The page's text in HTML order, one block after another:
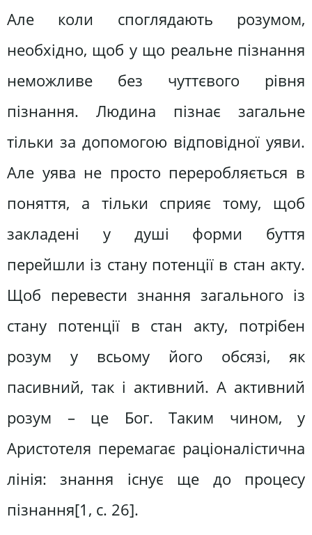
Але коли споглядають розумом,
необхідно, щоб у що реальне пізнання
неможливе без чуттєвого рівня
пізнання. Людина пізнає загальне
тільки за допомогою відповідної уяви.
Але уява не просто переробляється в
поняття, а тільки сприяє тому, щоб
закладені у душі форми буття
перейшли із стану потенції в стан акту.
Щоб перевести знання загального із
стану потенції в стан акту, потрібен
розум у всьому його обсязі, як
пасивний, так і активний. А активний
розум – це Бог. Таким чином, у
Аристотеля перемагає раціоналістична
лінія: знання існує ще до процесу
пізнання[1, c. 26].